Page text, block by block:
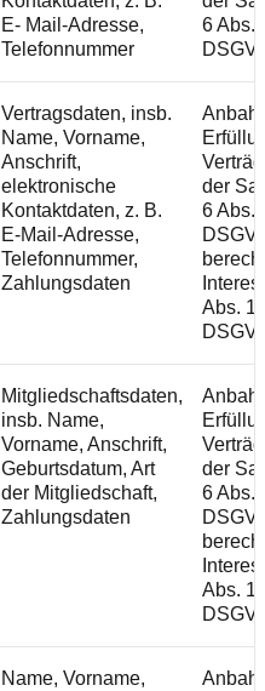
E- Mail-Adresse,
Telefonnummer
6 Abs.
Vertragsdaten, insb.
Name, Vorname,
Anschrift,
elektronische
Kontaktdaten, z. B.
E-Mail-Adresse,
Telefonnummer,
Zahlungsdaten
der
6 Abs.
Abs. 1
Mitgliedschaftsdaten,
insb. Name,
Vorname, Anschrift,
Geburtsdatum, Art
der Mitgliedschaft,
Zahlungsdaten
der
6 Abs.
Abs. 1
Name, Vorname,